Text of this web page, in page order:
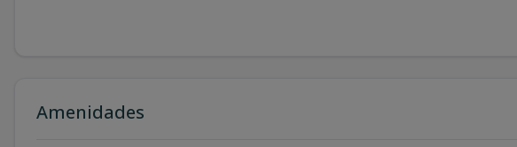
Amenidades